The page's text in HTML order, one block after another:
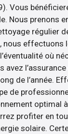
Vous
Nous prenons
régulier
nous effectuons
où
avez l’assurance
de l’année.
de
optimal
profiter en
solaire.